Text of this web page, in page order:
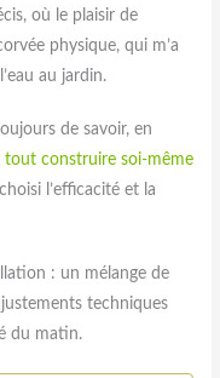
où le plaisir de
physique, qui m’a
au jardin.
de savoir, en
tout construire soi-même
l’efficacité et la
: un mélange de
techniques
du matin.